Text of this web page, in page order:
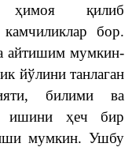
ҳимоя қилиб
бор.
айтишим мумкин-
йўлини танлаган
билими ва
ишини ҳеч бир
мумкин. Ушбу